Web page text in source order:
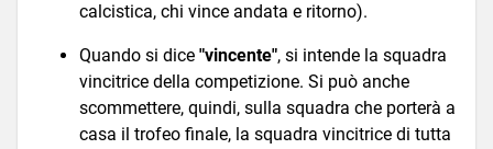
calcistica, chi vince andata e ritorno).
Quando si dice "vincente", si intende la squadra
vincitrice della competizione. Si può anche
scommettere, quindi, sulla squadra che porterà a
casa il trofeo finale, la squadra vincitrice di tutta